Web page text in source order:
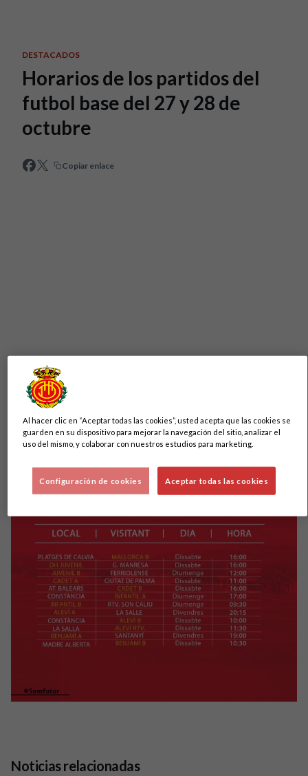
DESTACADOS
Horarios de los partidos del
futbol base del 27 y 28 de
octubre
Copiar enlace
Estos son los horarios de los partidos del futbol base del RCD
Mallorca, programados para el fin de semana del 27 y 28 de
octubre.
Noticias relacionadas
Al hacer clic en “Aceptar todas las cookies”, usted acepta que las cookies se
guarden en su dispositivo para mejorar la navegación del sitio, analizar el
uso del mismo, y colaborar con nuestros estudios para marketing.
Aceptar todas las cookies
Configuración de cookies